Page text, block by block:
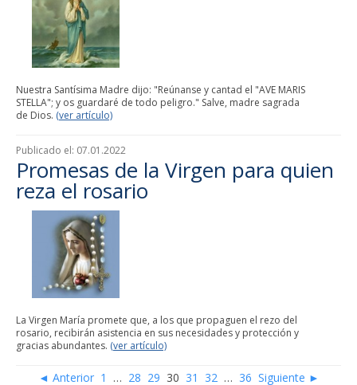
Nuestra Santísima Madre dijo: "Reúnanse y cantad el "AVE MARIS
STELLA"; y os guardaré de todo peligro." Salve, madre sagrada
de Dios. (ver artículo)
Publicado el: 07.01.2022
Promesas de la Virgen para quien
reza el rosario
La Virgen María promete que, a los que propaguen el rezo del
rosario, recibirán asistencia en sus necesidades y protección y
gracias abundantes. (ver artículo)
◄ Anterior 1 … 28 29 30 31 32 … 36 Siguiente ►